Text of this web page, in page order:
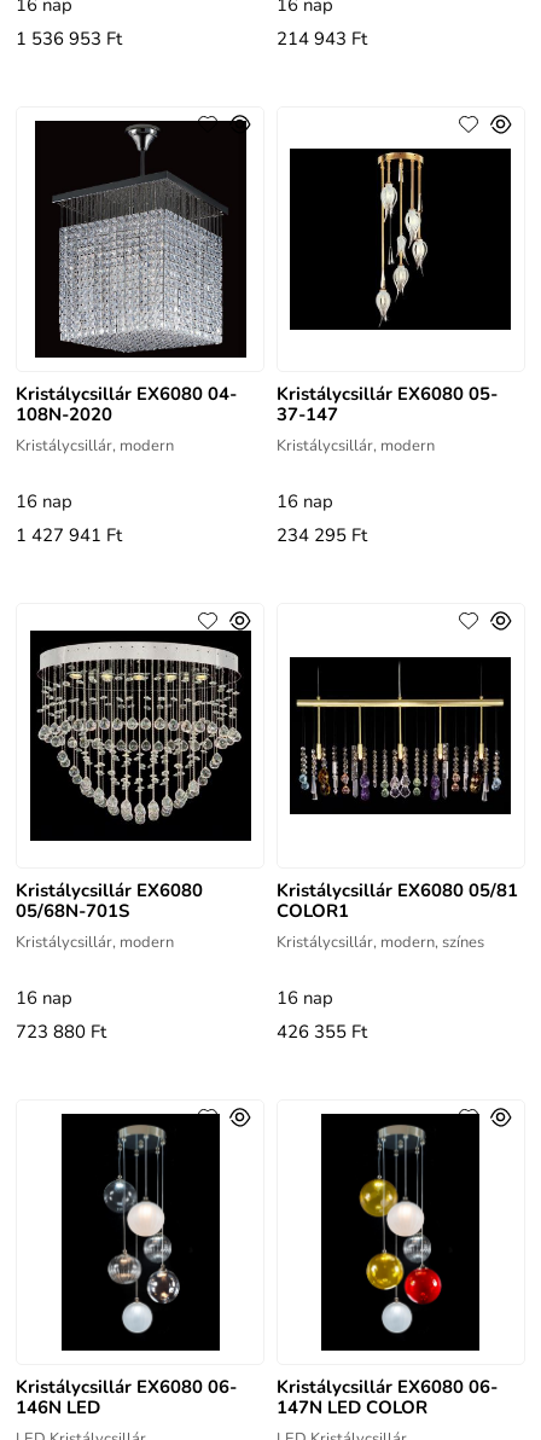
1 536 953 Ft
214 943 Ft
Kristálycsillár EX6080 04-
108N-2020
Kristálycsillár, modern
16 nap
1 427 941 Ft
Kristálycsillár EX6080 05-
37-147
Kristálycsillár, modern
16 nap
234 295 Ft
Kristálycsillár EX6080
05/68N-701S
Kristálycsillár, modern
16 nap
723 880 Ft
Kristálycsillár EX6080 05/81
COLOR1
Kristálycsillár, modern, színes
16 nap
426 355 Ft
Kristálycsillár EX6080 06-
146N LED
Kristálycsillár EX6080 06-
147N LED COLOR